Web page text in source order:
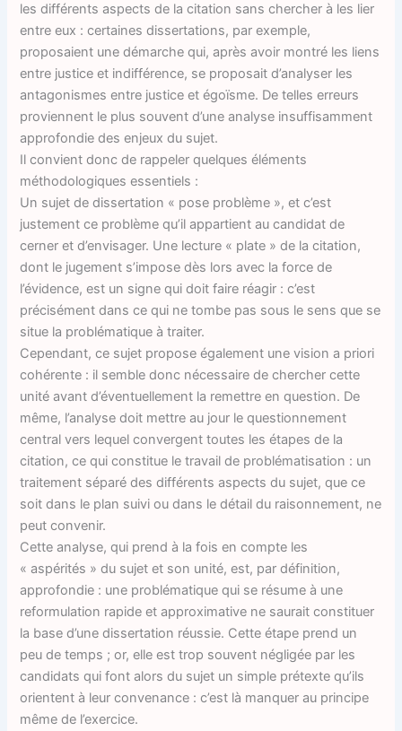
les différents aspects de la citation sans chercher à les lier
entre eux : certaines dissertations, par exemple,
proposaient une démarche qui, après avoir montré les liens
entre justice et indifférence, se proposait d’analyser les
antagonismes entre justice et égoïsme. De telles erreurs
proviennent le plus souvent d’une analyse insuffisamment
approfondie des enjeux du sujet.
Il convient donc de rappeler quelques éléments
méthodologiques essentiels :
Un sujet de dissertation « pose problème », et c’est
justement ce problème qu’il appartient au candidat de
cerner et d’envisager. Une lecture « plate » de la citation,
dont le jugement s’impose dès lors avec la force de
l’évidence, est un signe qui doit faire réagir : c’est
précisément dans ce qui ne tombe pas sous le sens que se
situe la problématique à traiter.
Cependant, ce sujet propose également une vision a priori
cohérente : il semble donc nécessaire de chercher cette
unité avant d’éventuellement la remettre en question. De
même, l’analyse doit mettre au jour le questionnement
central vers lequel convergent toutes les étapes de la
citation, ce qui constitue le travail de problématisation : un
traitement séparé des différents aspects du sujet, que ce
soit dans le plan suivi ou dans le détail du raisonnement, ne
peut convenir.
Cette analyse, qui prend à la fois en compte les
« aspérités » du sujet et son unité, est, par définition,
approfondie : une problématique qui se résume à une
reformulation rapide et approximative ne saurait constituer
la base d’une dissertation réussie. Cette étape prend un
peu de temps ; or, elle est trop souvent négligée par les
candidats qui font alors du sujet un simple prétexte qu’ils
orientent à leur convenance : c’est là manquer au principe
même de l’exercice.